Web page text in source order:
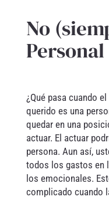
No
Personal
¿Qué pasa cuando
querido es una
quedar en una
actuar. El actuar
persona. Aun así,
todos los gastos en
los emocionales.
complicado cuando